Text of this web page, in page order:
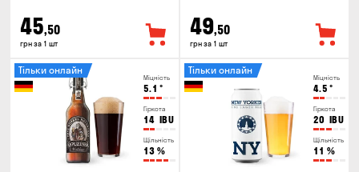
45,50
грн за 1 шт
49,50
грн за 1 шт
Міцність
5.1 °
Гіркота
14 IBU
Щільність
13 %
Тільки онлайн
Міцність
4.5 °
Гіркота
20 IBU
Щільність
11 %
Тільки онлайн